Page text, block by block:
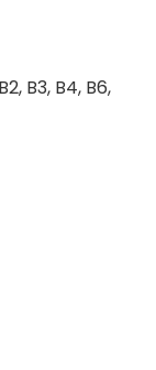
B3, B4, B6,